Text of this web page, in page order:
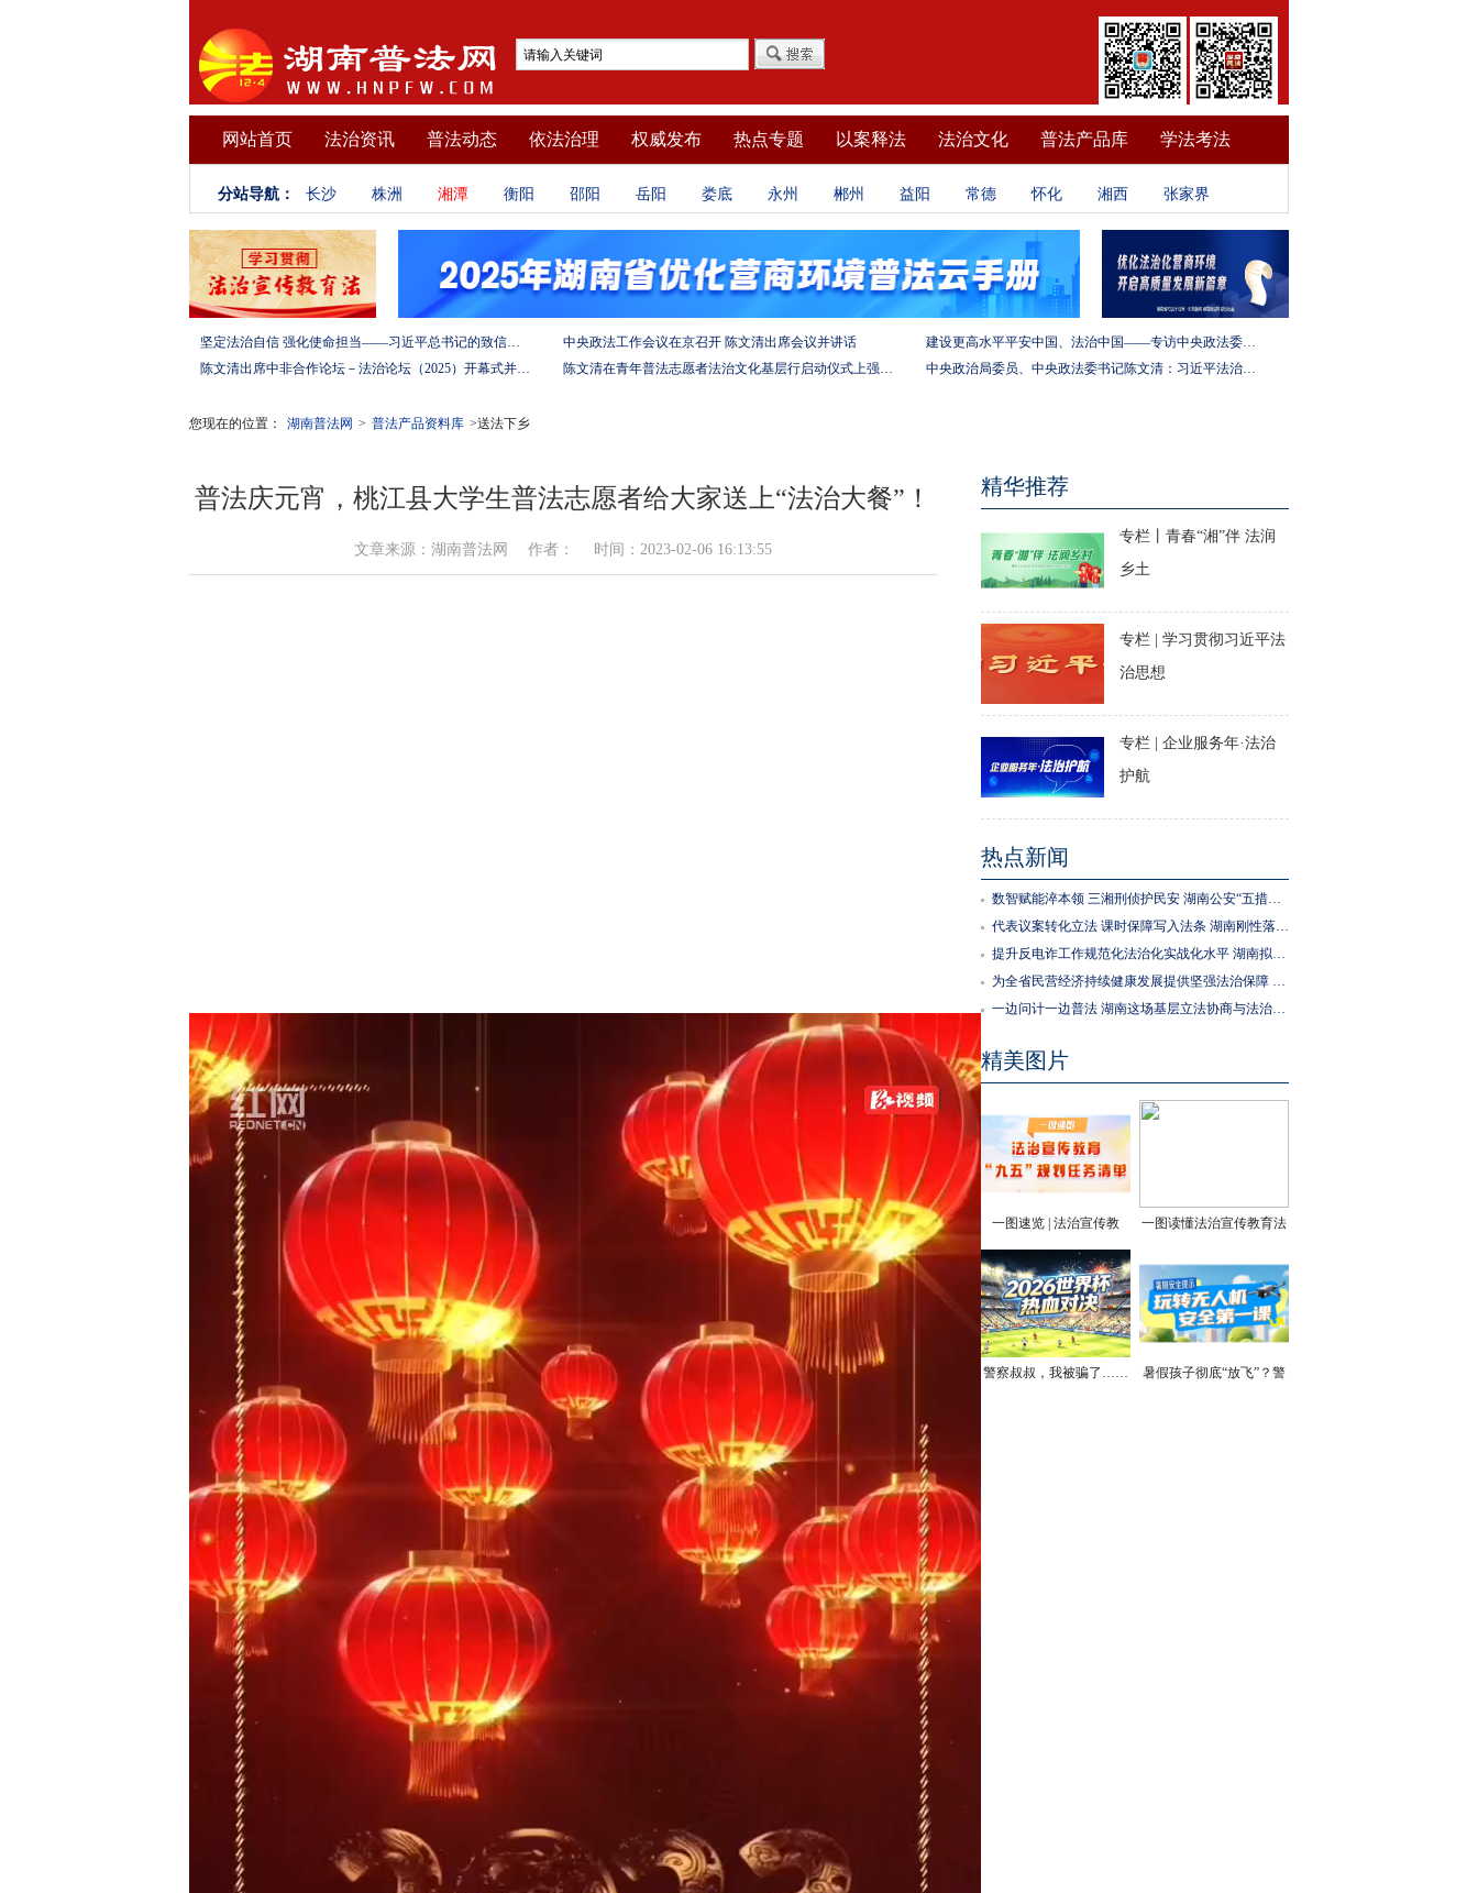
网站首页 法治资讯 普法动态 依法治理 权威发布 热点专题 以案释法 法治文化 普法产品库 学法考法
分站导航： 长沙 株洲 湘潭 衡阳 邵阳 岳阳 娄底 永州 郴州 益阳 常德 怀化 湘西 张家界
坚定法治自信 强化使命担当——习近平总书记的致信激励法学法律工作者投身全面依法治国伟大实践 中央政法工作会议在京召开 陈文清出席会议并讲话
建设更高水平平安中国、法治中国——专访中央政法委秘书长訚柏
陈文清出席中非合作论坛－法治论坛（2025）开幕式并在湖南调研
陈文清在青年普法志愿者法治文化基层行启动仪式上强调 以学习宣传习近平法治思想引领普法工作 中央政治局委员、中央政法委书记陈文清：习近平法治思想是全面依法治国的根本遵循和行动指南
您现在的位置： 湖南普法网 > 普法产品资料库 >送法下乡
普法庆元宵，桃江县大学生普法志愿者给大家送上“法治大餐”！
文章来源：湖南普法网 作者： 时间：2023-02-06 16:13:55
精华推荐
专栏丨青春“湘”伴 法润
乡土
专栏 | 学习贯彻习近平法
治思想
专栏 | 企业服务年·法治
护航
热点新闻
数智赋能淬本领 三湘刑侦护民安 湖南公安“五措并举”推进执法规范化建设
代表议案转化立法 课时保障写入法条 湖南刚性落实中小学生体育锻炼要求
提升反电诈工作规范化法治化实战化水平 湖南拟为反电诈工作立法
为全省民营经济持续健康发展提供坚强法治保障 湖南拟出台实施民营经济促进法办法
一边问计一边普法 湖南这场基层立法协商与法治宣传活动走进社区
精美图片
一图速览 | 法治宣传教
育“九五”规划任务清单
一图读懂法治宣传教育法
务，有法律保障了
警察叔叔，我被骗了……
暑假孩子彻底“放飞”？警